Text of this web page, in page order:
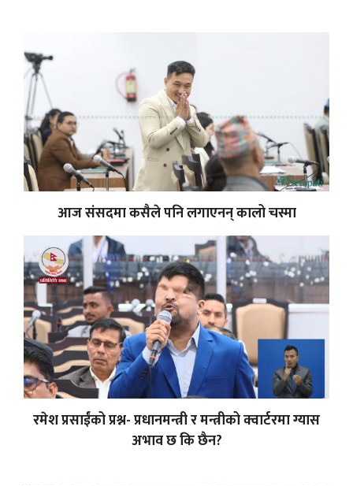
आज संसदमा कसैले पनि लगाएनन् कालो चस्मा
रमेश प्रसाईंको प्रश्न- प्रधानमन्त्री र मन्त्रीको क्वार्टरमा ग्यास
अभाव छ कि छैन?